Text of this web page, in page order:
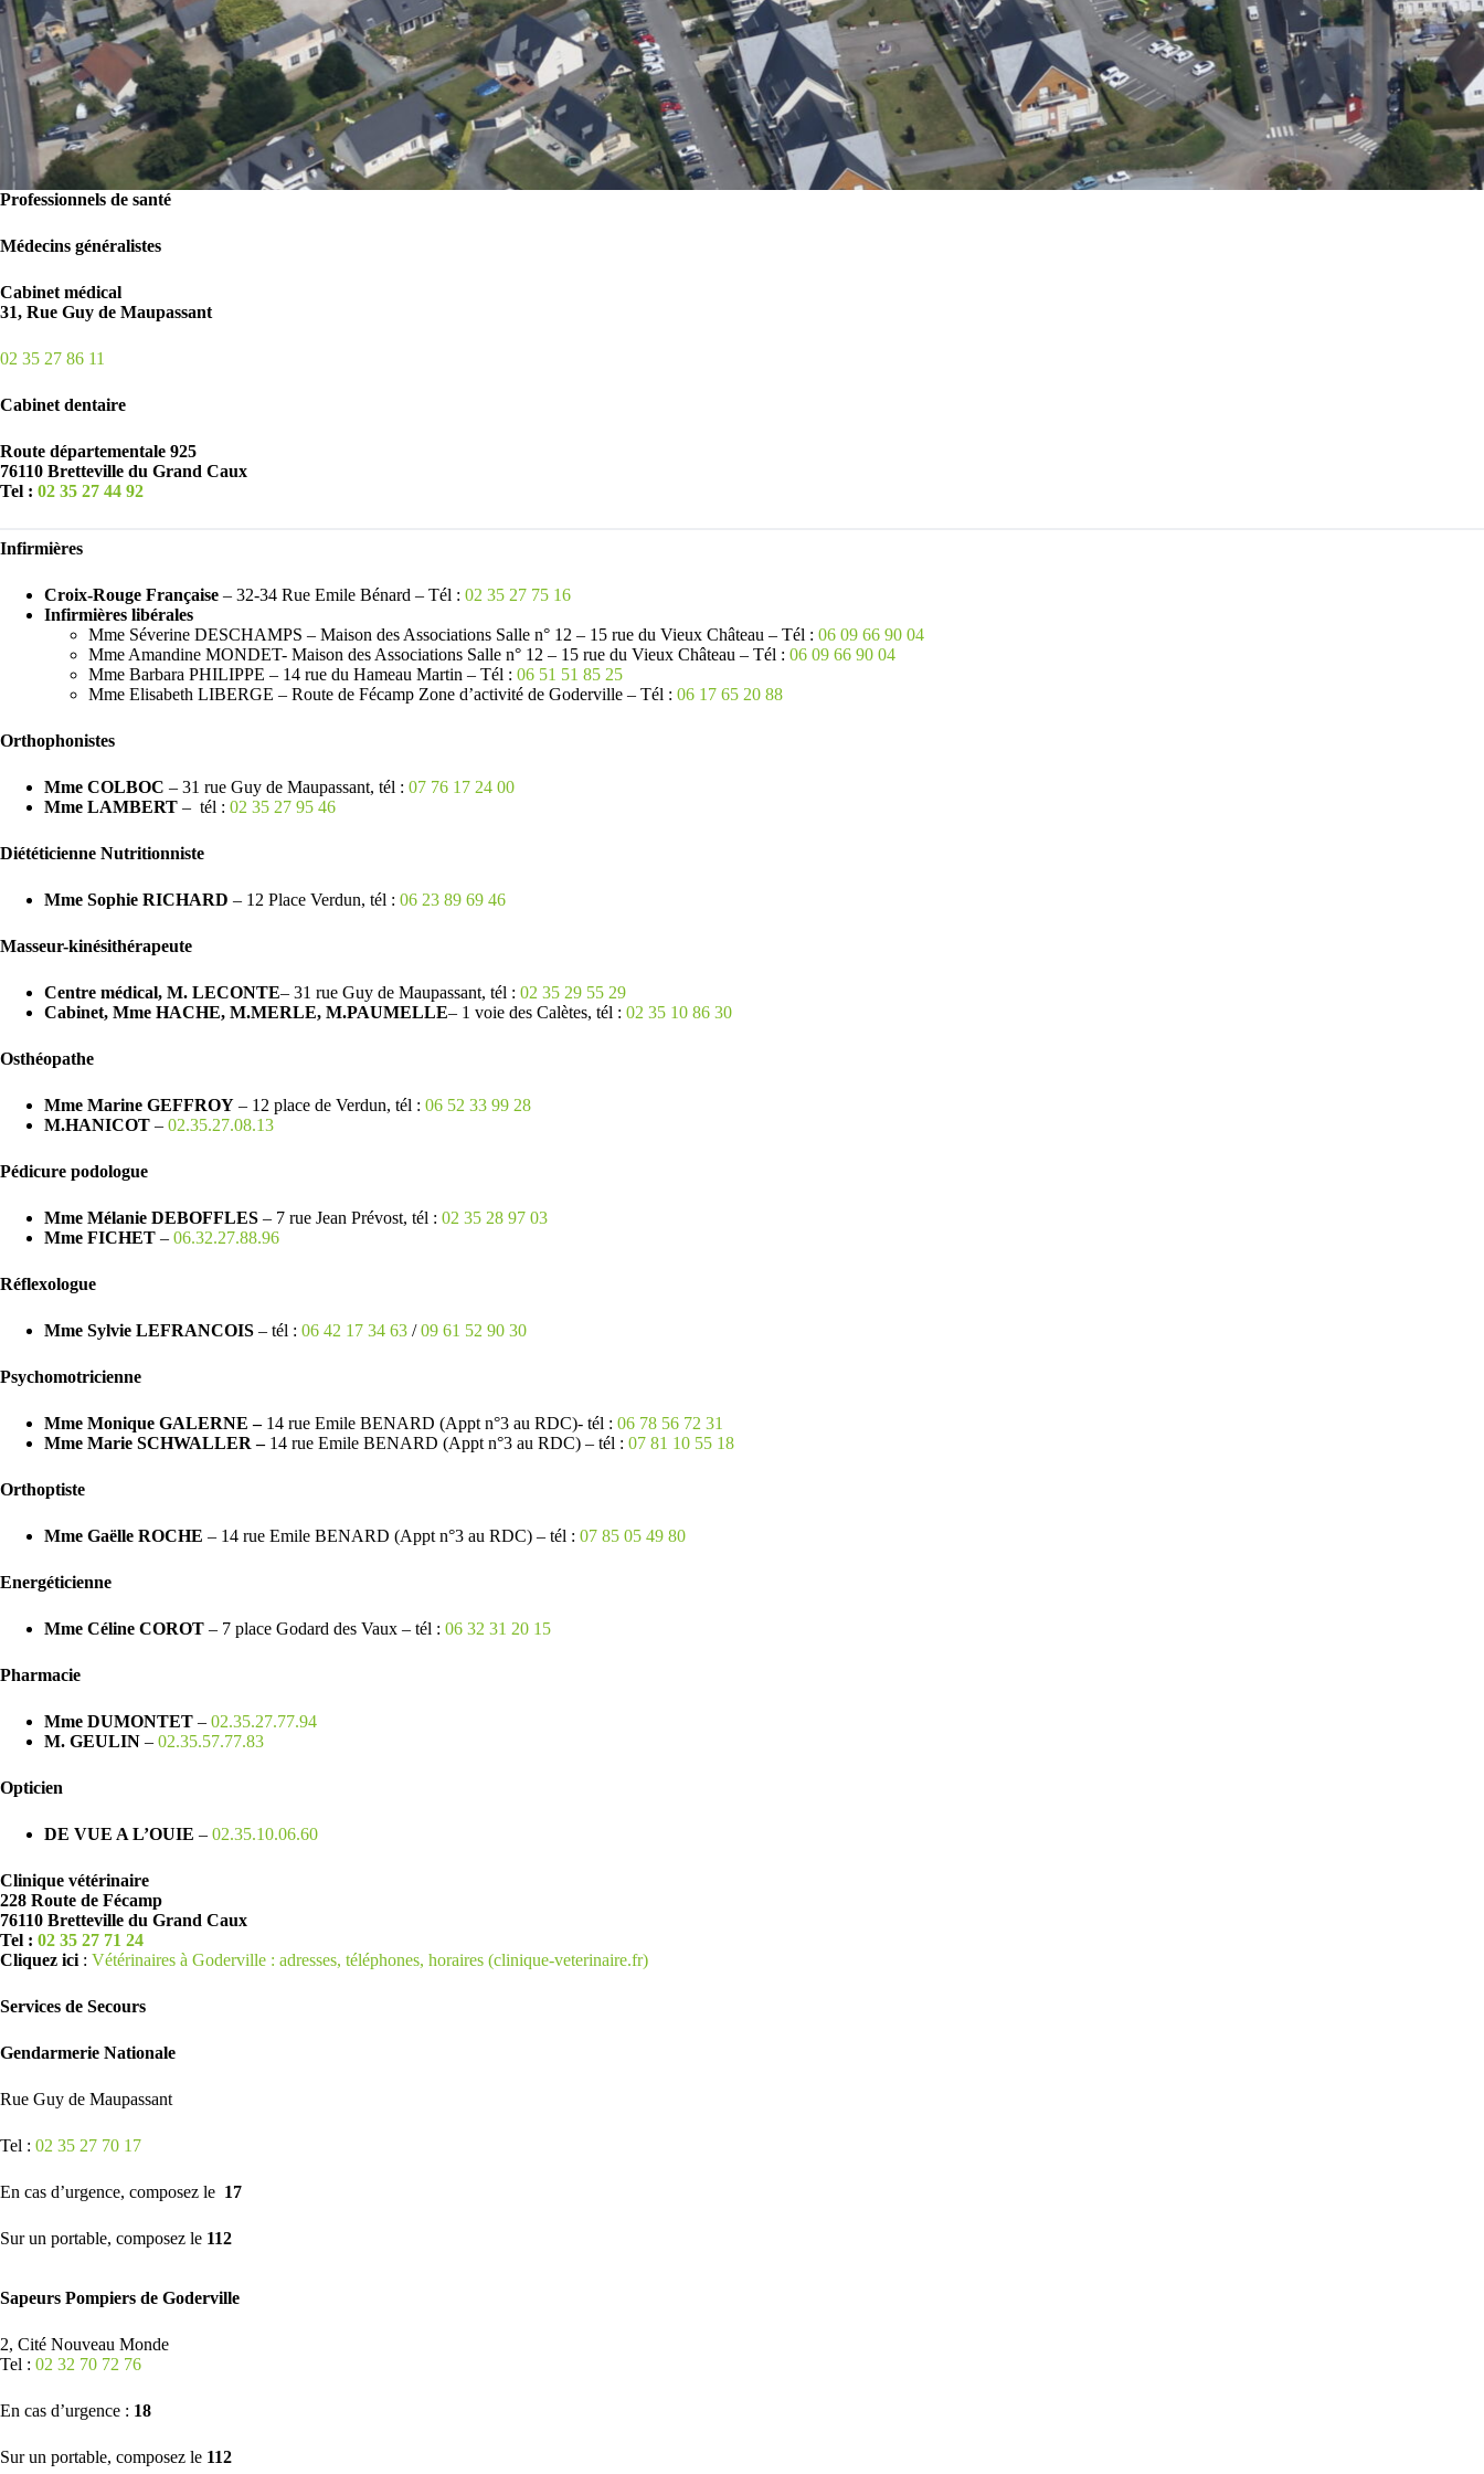
Professionnels de santé
Médecins généralistes
Cabinet médical
31, Rue Guy de Maupassant
02 35 27 86 11
Cabinet dentaire
Route départementale 925
76110 Bretteville du Grand Caux
Tel : 02 35 27 44 92
Infirmières
Croix-Rouge Française – 32-34 Rue Emile Bénard – Tél : 02 35 27 75 16
Infirmières libérales
Mme Séverine DESCHAMPS – Maison des Associations Salle n° 12 – 15 rue du Vieux Château – Tél : 06 09 66 90 04
Mme Amandine MONDET- Maison des Associations Salle n° 12 – 15 rue du Vieux Château – Tél : 06 09 66 90 04
Mme Barbara PHILIPPE – 14 rue du Hameau Martin – Tél : 06 51 51 85 25
Mme Elisabeth LIBERGE – Route de Fécamp Zone d’activité de Goderville – Tél : 06 17 65 20 88
Orthophonistes
Mme COLBOC – 31 rue Guy de Maupassant, tél : 07 76 17 24 00
Mme LAMBERT – tél : 02 35 27 95 46
Diététicienne Nutritionniste
Mme Sophie RICHARD – 12 Place Verdun, tél : 06 23 89 69 46
Masseur-kinésithérapeute
Centre médical, M. LECONTE– 31 rue Guy de Maupassant, tél : 02 35 29 55 29
Cabinet, Mme HACHE, M.MERLE, M.PAUMELLE– 1 voie des Calètes, tél : 02 35 10 86 30
Osthéopathe
Mme Marine GEFFROY – 12 place de Verdun, tél : 06 52 33 99 28
M.HANICOT – 02.35.27.08.13
Pédicure podologue
Mme Mélanie DEBOFFLES – 7 rue Jean Prévost, tél : 02 35 28 97 03
Mme FICHET – 06.32.27.88.96
Réflexologue
Mme Sylvie LEFRANCOIS – tél : 06 42 17 34 63 /09 61 52 90 30
Psychomotricienne
Mme Monique GALERNE – 14 rue Emile BENARD (Appt n°3 au RDC)- tél : 06 78 56 72 31
Mme Marie SCHWALLER – 14 rue Emile BENARD (Appt n°3 au RDC) – tél : 07 81 10 55 18
Orthoptiste
Mme Gaëlle ROCHE – 14 rue Emile BENARD (Appt n°3 au RDC) – tél : 07 85 05 49 80
Energéticienne
Mme Céline COROT – 7 place Godard des Vaux – tél : 06 32 31 20 15
Pharmacie
Mme DUMONTET – 02.35.27.77.94
M. GEULIN – 02.35.57.77.83
Opticien
DE VUE A L’OUIE – 02.35.10.06.60
Clinique vétérinaire
228 Route de Fécamp
76110 Bretteville du Grand Caux
Tel : 02 35 27 71 24
Cliquez ici : Vétérinaires à Goderville : adresses, téléphones, horaires (clinique-veterinaire.fr)
Services de Secours
Gendarmerie Nationale
Rue Guy de Maupassant
Tel : 02 35 27 70 17
En cas d’urgence, composez le 17
Sur un portable, composez le 112
Sapeurs Pompiers de Goderville
2, Cité Nouveau Monde
Tel : 02 32 70 72 76
En cas d’urgence : 18
Sur un portable, composez le 112